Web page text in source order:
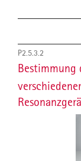
P2.5.3.2
Bestimmung